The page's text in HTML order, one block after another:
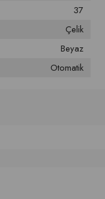
37
Çelik
Beyaz
Otomatik